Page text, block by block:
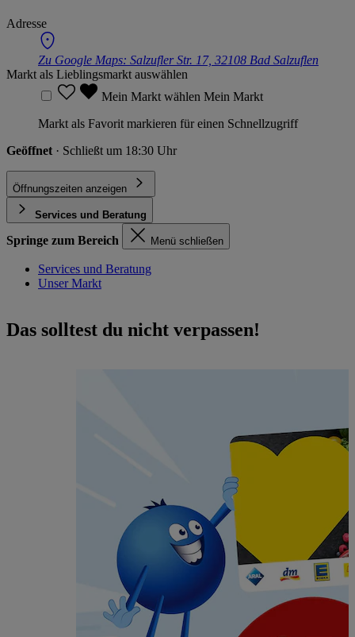
Adresse
Zu Google Maps: Salzufler Str. 17, 32108 Bad Salzuflen
Markt als Lieblingsmarkt auswählen
Mein Markt wählen Mein Markt
Markt als Favorit markieren für einen Schnellzugriff
Geöffnet · Schließt um 18:30 Uhr
Öffnungszeiten anzeigen
Services und Beratung
Springe zum Bereich Menü schließen
Services und Beratung
Unser Markt
Das solltest du nicht verpassen!